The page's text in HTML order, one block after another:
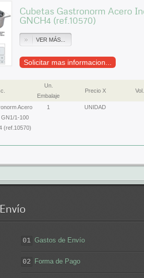
Cubetas Gastronorm Acero
GNCH4 (ref.10570)
VER MÁS...
Solicitar mas informacion...
Un.
Embalaje
Precio X Vol.
Acero
GN1/1-100
(ref.10570)
1 UNIDAD
01 Gastos de Envío
02 Forma de Pago